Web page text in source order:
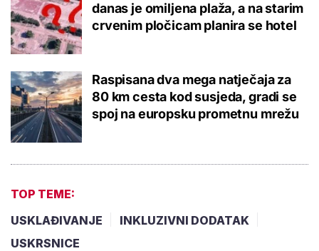
danas je omiljena plaža, a na starim
crvenim pločicam planira se hotel
Raspisana dva mega natječaja za
80 km cesta kod susjeda, gradi se
spoj na europsku prometnu mrežu
TOP TEME:
USKLAĐIVANJE
INKLUZIVNI DODATAK
USKRSNICE